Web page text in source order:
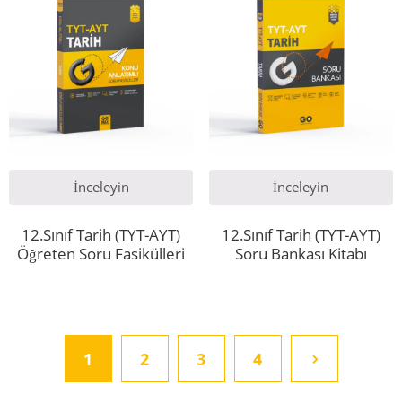
İnceleyin
12.Sınıf Tarih (TYT-AYT)
Öğreten Soru Fasikülleri
İnceleyin
12.Sınıf Tarih (TYT-AYT)
Soru Bankası Kitabı
1 2 3 4